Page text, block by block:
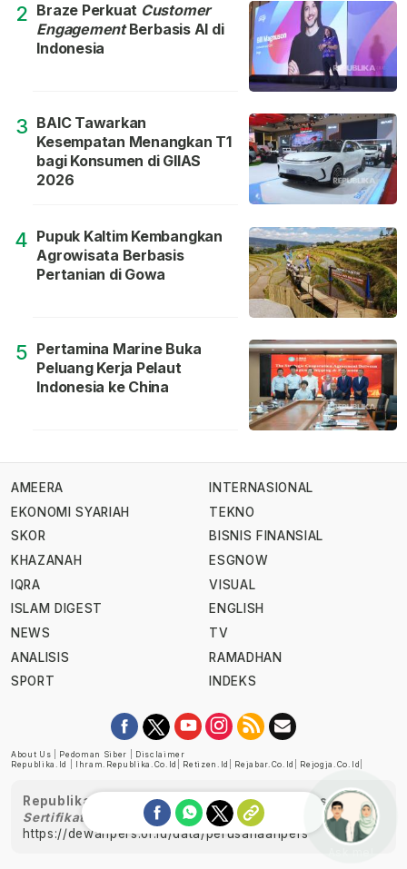
2 Braze Perkuat Customer
EngagementBerbasis AI di
Indonesia
3 BAIC Tawarkan
Kesempatan Menangkan T1
bagi Konsumen di GIIAS
2026
4 Pupuk Kaltim Kembangkan
Agrowisata Berbasis
Pertanian di Gowa
5 Pertamina Marine Buka
Peluang Kerja Pelaut
Indonesia ke China
AMEERA
EKONOMI SYARIAH
SKOR
KHAZANAH
IQRA
ISLAM DIGEST
NEWS
ANALISIS
SPORT
INTERNASIONAL
TEKNO
BISNIS FINANSIAL
ESGNOW
VISUAL
ENGLISH
TV
RAMADHAN
INDEKS
About Us Pedoman Siber
Disclaimer
Republika.id
Ihram.republika.co.id Retizen.id Rejabar.co.id Rejogja.co.id
Republika telah diverifikasi oleh Dewan Pers
Sertifikat Nomor 1058/DP-Verifikasi/K/XII/2022
https://dewanpers.or.id/data/perusahaanpers